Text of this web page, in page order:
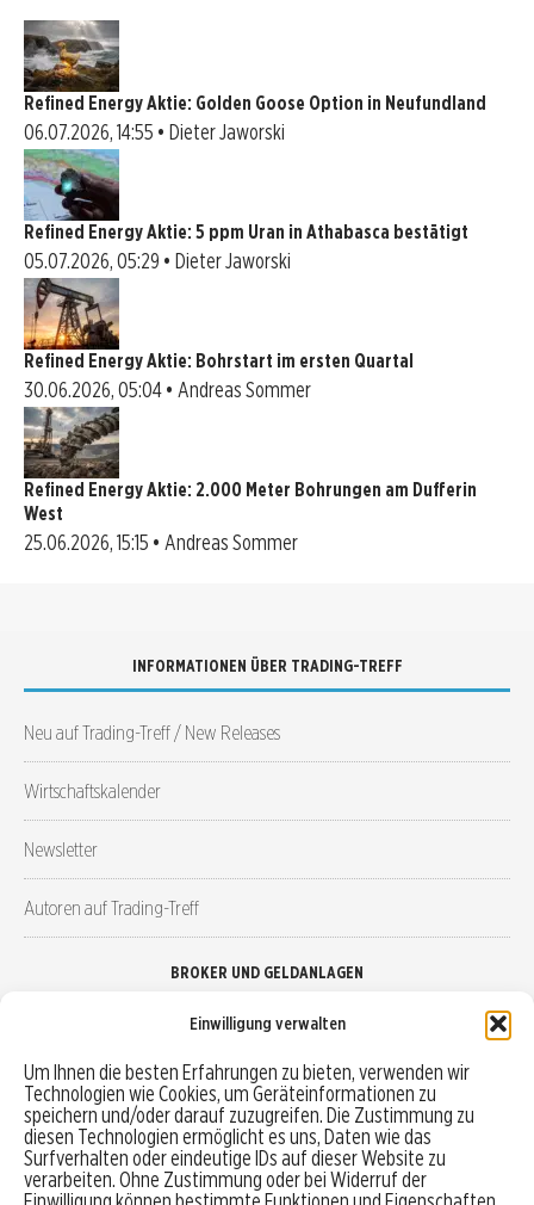
Einwilligung verwalten
Um Ihnen die besten Erfahrungen zu bieten, verwenden wir
Technologien wie Cookies, um Geräteinformationen zu
speichern und/oder darauf zuzugreifen. Die Zustimmung zu
diesen Technologien ermöglicht es uns, Daten wie das
Surfverhalten oder eindeutige IDs auf dieser Website zu
verarbeiten. Ohne Zustimmung oder bei Widerruf der
Refined Energy Aktie: Golden Goose Option in Neufundland
06.07.2026, 14:55 • Dieter Jaworski
Refined Energy Aktie: 5 ppm Uran in Athabasca bestätigt
05.07.2026, 05:29 • Dieter Jaworski
Refined Energy Aktie: Bohrstart im ersten Quartal
30.06.2026, 05:04 • Andreas Sommer
Refined Energy Aktie: 2.000 Meter Bohrungen am Dufferin
West
25.06.2026, 15:15 • Andreas Sommer
INFORMATIONEN ÜBER TRADING-TREFF
Neu auf Trading-Treff / New Releases
Wirtschaftskalender
Newsletter
Autoren auf Trading-Treff
BROKER UND GELDANLAGEN
Robo-Advisor vergleichen
Depotvergleich